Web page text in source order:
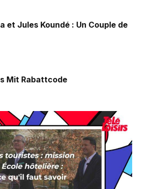
et Jules Koundé : Un Couple de
Mit Rabattcode